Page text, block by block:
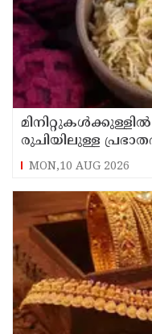
രുചിയിലുള്ള
MON,10 AUG 2026